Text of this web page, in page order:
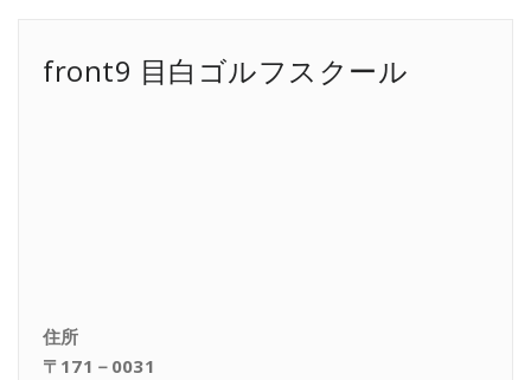
front9 目白ゴルフスクール
住所
〒171－0031